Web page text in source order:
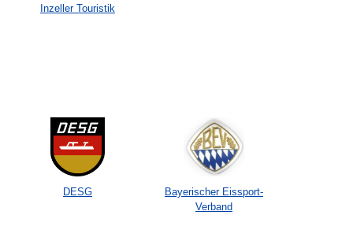
Inzeller Touristik
DESG
Bayerischer Eissport-
Verband